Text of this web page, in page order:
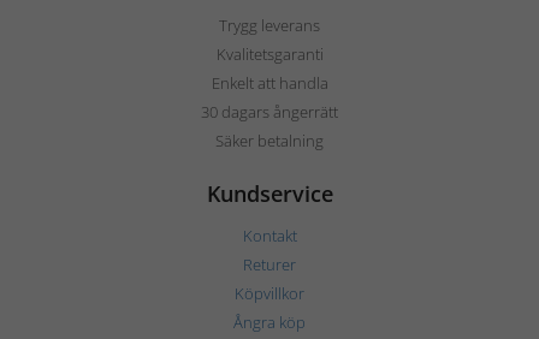
Trygg leverans
Kvalitetsgaranti
Enkelt att handla
30 dagars ångerrätt
Säker betalning
Kundservice
Kontakt
Returer
Köpvillkor
Ångra köp